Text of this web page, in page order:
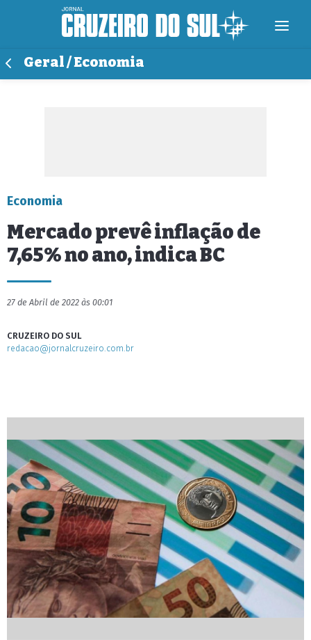
Geral / Economia
Economia
Mercado prevê inflação de
7,65% no ano, indica BC
27 de Abril de 2022 às 00:01
CRUZEIRO DO SUL
redacao@jornalcruzeiro.com.br